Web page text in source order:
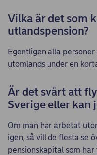
Vilka är det som
utlandspension?
Egentligen alla
utomlands under en
Är det svårt att
Sverige eller kan
Om man har arbetat
igen, så vill de flesta se
pensionskapital som